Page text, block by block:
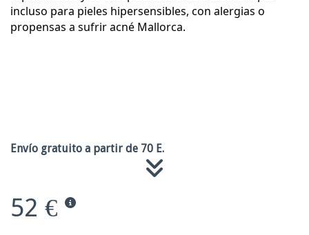
incluso para pieles hipersensibles, con alergias o
propensas a sufrir acné Mallorca.
Envío gratuito a partir de 70 E.
52 €